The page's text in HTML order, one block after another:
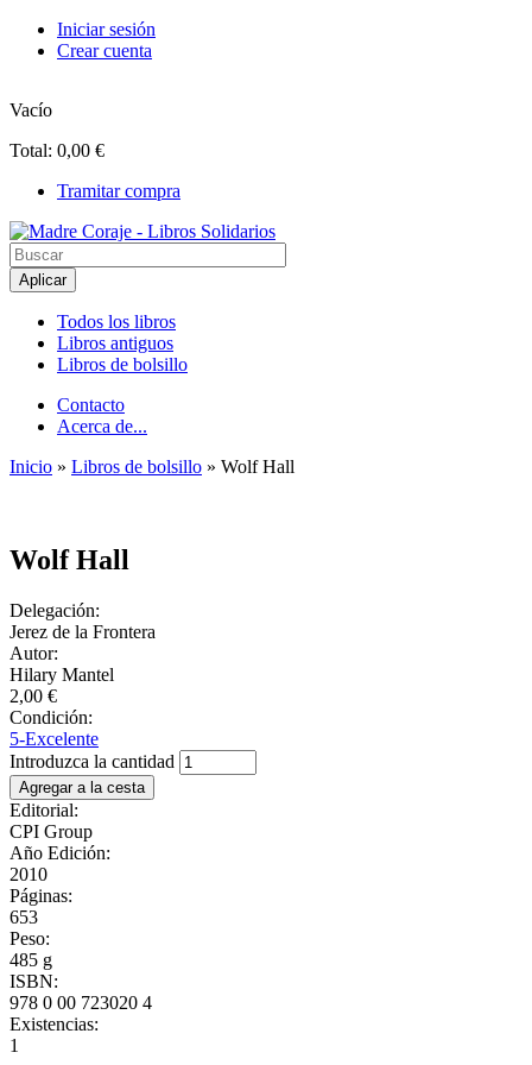
Pasar al contenido principal
Iniciar sesión
Crear cuenta
Vacío
Total: 0,00 €
Tramitar compra
Madre Coraje - Libros Solidarios
Menú principal
Todos los libros
Libros antiguos
Libros de bolsillo
Menú secundario
Contacto
Acerca de...
Inicio » Libros de bolsillo » Wolf Hall
Wolf Hall
Delegación:
Jerez de la Frontera
Autor:
Hilary Mantel
2,00 €
Condición:
5-Excelente
Introduzca la cantidad
Editorial:
CPI Group
Año Edición:
2010
Páginas:
653
Peso:
485 g
ISBN:
978 0 00 723020 4
Existencias:
1